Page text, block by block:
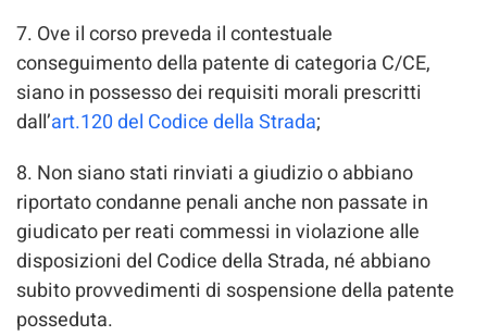
7. Ove il corso preveda il contestuale
conseguimento della patente di categoria C/CE,
siano in possesso dei requisiti morali prescritti
dall’art.120 del Codice della Strada;
8. Non siano stati rinviati a giudizio o abbiano
riportato condanne penali anche non passate in
giudicato per reati commessi in violazione alle
disposizioni del Codice della Strada, né abbiano
subito provvedimenti di sospensione della patente
posseduta.